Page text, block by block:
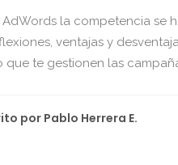
AdWords la competencia se
ventajas y
que te gestionen las
por Pablo Herrera E.